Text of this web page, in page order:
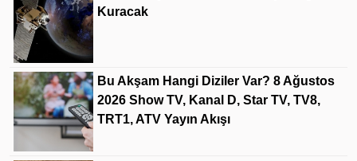
Kuracak
Bu Akşam Hangi Diziler Var? 8 Ağustos
2026 Show TV, Kanal D, Star TV, TV8,
TRT1, ATV Yayın Akışı